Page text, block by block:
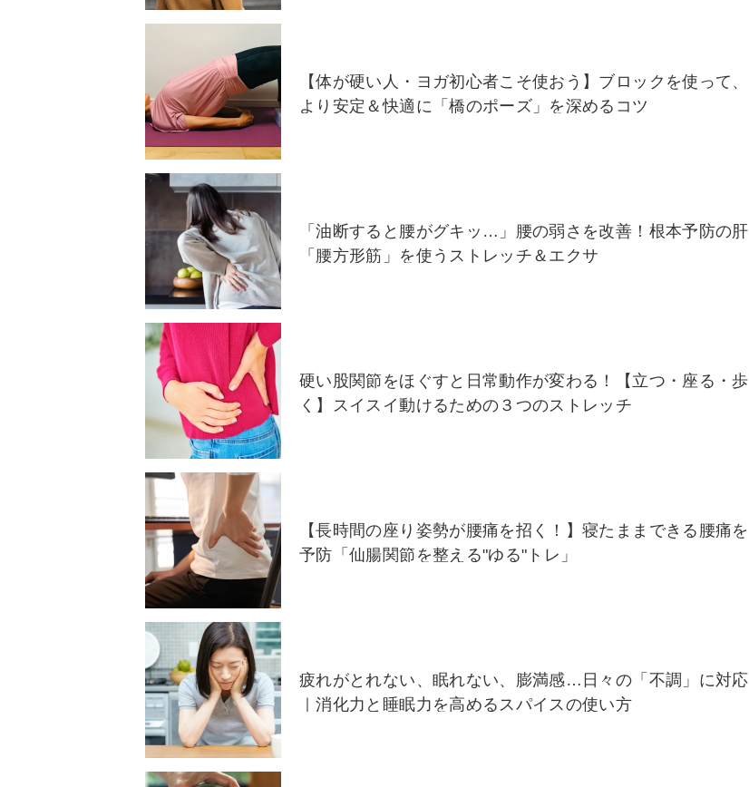
【体が硬い人・ヨガ初心者こそ使おう】ブロックを使って、
より安定＆快適に「橋のポーズ」を深めるコツ
「油断すると腰がグキッ…」腰の弱さを改善！根本予防の肝
「腰方形筋」を使うストレッチ＆エクサ
硬い股関節をほぐすと日常動作が変わる！【立つ・座る・歩
く】スイスイ動けるための３つのストレッチ
【長時間の座り姿勢が腰痛を招く！】寝たままできる腰痛を
予防「仙腸関節を整える"ゆる"トレ」
疲れがとれない、眠れない、膨満感…日々の「不調」に対応
｜消化力と睡眠力を高めるスパイスの使い方